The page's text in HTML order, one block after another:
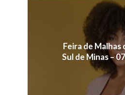
Feira de Malhas
Sul de Minas –